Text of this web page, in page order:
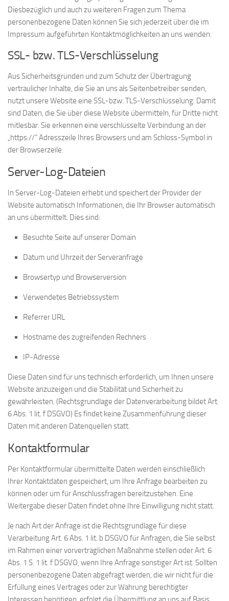
Diesbezüglich und auch zu weiteren Fragen zum Thema
personenbezogene Daten können Sie sich jederzeit über die im
Impressum aufgeführten Kontaktmöglichkeiten an uns wenden.
SSL- bzw. TLS-Verschlüsselung
Aus Sicherheitsgründen und zum Schutz der Übertragung
vertraulicher Inhalte, die Sie an uns als Seitenbetreiber senden,
nutzt unsere Website eine SSL-bzw. TLS-Verschlüsselung. Damit
sind Daten, die Sie über diese Website übermitteln, für Dritte nicht
mitlesbar. Sie erkennen eine verschlüsselte Verbindung an der
„https://“ Adresszeile Ihres Browsers und am Schloss-Symbol in
der Browserzeile.
Server-Log-Dateien
In Server-Log-Dateien erhebt und speichert der Provider der
Website automatisch Informationen, die Ihr Browser automatisch
an uns übermittelt. Dies sind:
Besuchte Seite auf unserer Domain
Datum und Uhrzeit der Serveranfrage
Browsertyp und Browserversion
Verwendetes Betriebssystem
Referrer URL
Hostname des zugreifenden Rechners
IP-Adresse
Diese Daten sind für uns technisch erforderlich, um Ihnen unsere
Website anzuzeigen und die Stabilität und Sicherheit zu
gewährleisten. (Rechtsgrundlage der Datenverarbeitung bildet Art.
6 Abs. 1 lit. f DSGVO) Es findet keine Zusammenführung dieser
Daten mit anderen Datenquellen statt.
Kontaktformular
Per Kontaktformular übermittelte Daten werden einschließlich
Ihrer Kontaktdaten gespeichert, um Ihre Anfrage bearbeiten zu
können oder um für Anschlussfragen bereitzustehen. Eine
Weitergabe dieser Daten findet ohne Ihre Einwilligung nicht statt.
Je nach Art der Anfrage ist die Rechtsgrundlage für diese
Verarbeitung Art. 6 Abs. 1 lit. b DSGVO für Anfragen, die Sie selbst
im Rahmen einer vorvertraglichen Maßnahme stellen oder Art. 6
Abs. 1 S. 1 lit. f DSGVO, wenn Ihre Anfrage sonstiger Art ist. Sollten
personenbezogene Daten abgefragt werden, die wir nicht für die
Erfüllung eines Vertrages oder zur Wahrung berechtigter